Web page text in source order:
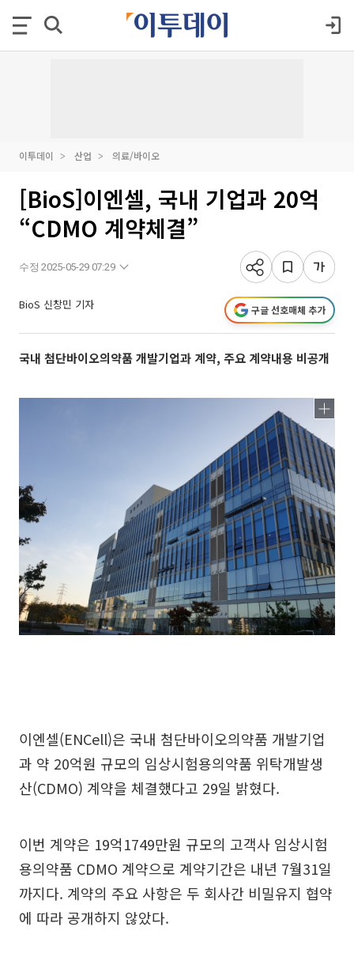
이투데이 산업 의료/바이오
[BioS]이엔셀, 국내 기업과 20억
“CDMO 계약체결”
수정 2025-05-29 07:29
BioS 신창민 기자 구글 선호매체 추가
국내 첨단바이오의약품 개발기업과 계약, 주요 계약내용 비공개
이엔셀(ENCell)은 국내 첨단바이오의약품 개발기업
과 약 20억원 규모의 임상시험용의약품 위탁개발생
산(CDMO) 계약을 체결했다고 29일 밝혔다.
이번 계약은 19억1749만원 규모의 고객사 임상시험
용의약품 CDMO 계약으로 계약기간은 내년 7월31일
까지다. 계약의 주요 사항은 두 회사간 비밀유지 협약
에 따라 공개하지 않았다.